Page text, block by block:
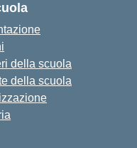
della scuola
della scuola